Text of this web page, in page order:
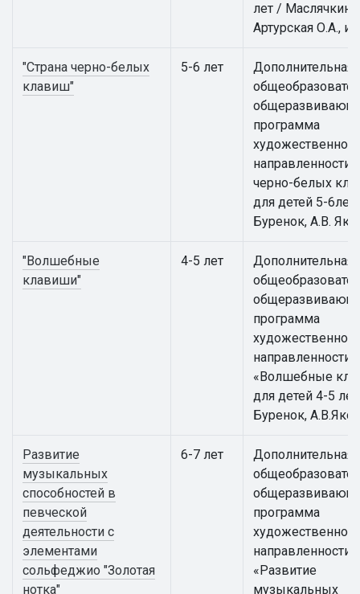
лет / Маслячкина
Артурская О.А., и
"Страна черно-белых
клавиш"
5-6 лет
Дополнительная
программа
художественной
направленности
черно-белых
для детей 5-6лет
Буренок, А.В.
"Волшебные
клавиши"
4-5 лет
Дополнительная
программа
художественной
направленности
«Волшебные
для детей 4-5
Буренок,
Развитие
музыкальных
способностей в
певческой
деятельности с
элементами
сольфеджио "Золотая
нотка"
6-7 лет
Дополнительная
программа
художественной
направленности
«Развитие
музыкальных